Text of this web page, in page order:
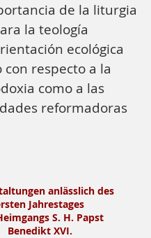
de la liturgia
la teología
ecológica
respecto a la
como a las
reformadoras
anlässlich des
Jahrestages
S. H. Papst
Benedikt XVI.